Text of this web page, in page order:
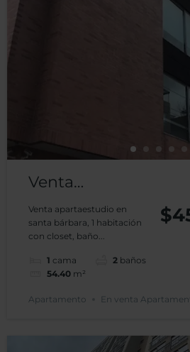
Venta
Apartamento
APTO 606
Edificio
Ejecutivo Plaza
Venta apartaestudio en
santa bárbara, 1 habitación
con closet, baño...
1 cama 2 baños
54.40 m²
Apartamento En venta